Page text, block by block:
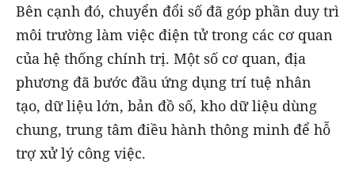
Bên cạnh đó, chuyển đổi số đã góp phần duy trì
môi trường làm việc điện tử trong các cơ quan
của hệ thống chính trị. Một số cơ quan, địa
phương đã bước đầu ứng dụng trí tuệ nhân
tạo, dữ liệu lớn, bản đồ số, kho dữ liệu dùng
chung, trung tâm điều hành thông minh để hỗ
trợ xử lý công việc.